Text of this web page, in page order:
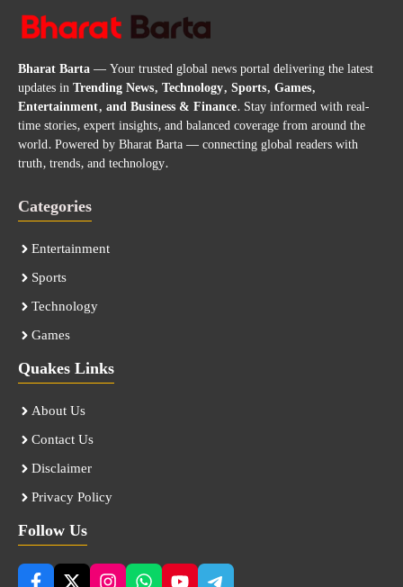
Bharat Barta— Your trusted global news portal delivering the latest
updates inTrending News, Technology, Sports, Games,
Entertainment, and Business & Finance. Stay informed with real-
time stories, expert insights, and balanced coverage from around the
world. Powered by Bharat Barta — connecting global readers with
truth, trends, and technology.
Categories
Entertainment
Sports
Technology
Games
Quakes Links
About Us
Contact Us
Disclaimer
Privacy Policy
Follow Us